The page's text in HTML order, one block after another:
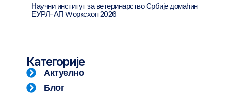
Научни институт за ветеринарство Србије домаћин
ЕУРЛ-АП Wорксхоп 2026
Категорије
Актуелно
Блог